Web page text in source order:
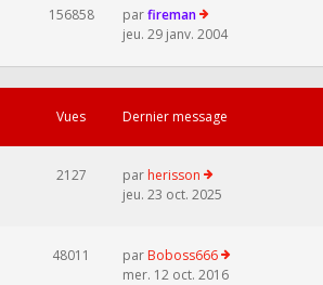
156858 parfireman
jeu. 29 janv. 2004
Vues Dernier message
2127 par herisson
jeu. 23 oct. 2025
48011 par Boboss666
mer. 12 oct. 2016